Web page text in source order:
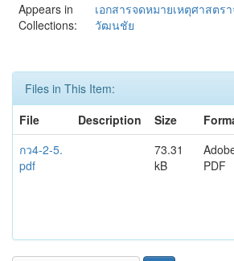
Appears in
Collections:
เอกสารจดหมายเหตุศาสตร
วัฒนชัย
Files in This Item:
File
Description Size
กว4-2-5.
pdf
73.31
kB
PDF